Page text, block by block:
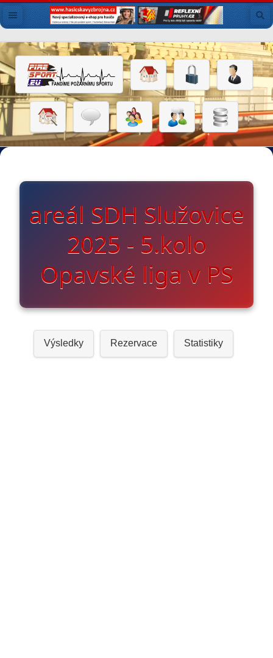
areál SDH Služovice
2025 - 5.kolo
Opavské liga v PS
Výsledky Rezervace Statistiky